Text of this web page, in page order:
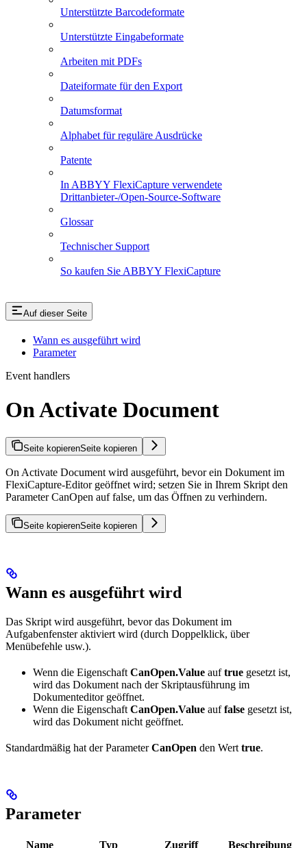
Unterstützte Barcodeformate
Unterstützte Eingabeformate
Arbeiten mit PDFs
Dateiformate für den Export
Datumsformat
Alphabet für reguläre Ausdrücke
Patente
In ABBYY FlexiCapture verwendete
Drittanbieter-/Open-Source-Software
Glossar
Technischer Support
So kaufen Sie ABBYY FlexiCapture
Auf dieser Seite
Wann es ausgeführt wird
Parameter
Event handlers
On Activate Document
Seite kopierenSeite kopieren
On Activate Document wird ausgeführt, bevor ein Dokument im
FlexiCapture-Editor geöffnet wird; setzen Sie in Ihrem Skript den
Parameter CanOpen auf false, um das Öffnen zu verhindern.
Seite kopierenSeite kopieren
Wann es ausgeführt wird
Das Skript wird ausgeführt, bevor das Dokument im
Aufgabenfenster aktiviert wird (durch Doppelklick, über
Menübefehle usw.).
Wenn die Eigenschaft CanOpen.Value auftrue gesetzt ist,
wird das Dokument nach der Skriptausführung im
Dokumenteditor geöffnet.
Wenn die Eigenschaft CanOpen.Value auffalse gesetzt ist,
wird das Dokument nicht geöffnet.
Standardmäßig hat der ParameterCanOpen den Wert true.
Parameter
Name Typ Zugriff Beschreibung